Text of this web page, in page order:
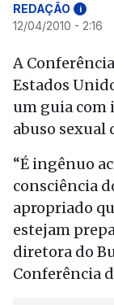
REDAÇÃO i
12/04/2010 - 2:16
A
Estados
um guia com
abuso sexual
“É ingênuo
consciência
apropriado
estejam
diretora do
Conferência